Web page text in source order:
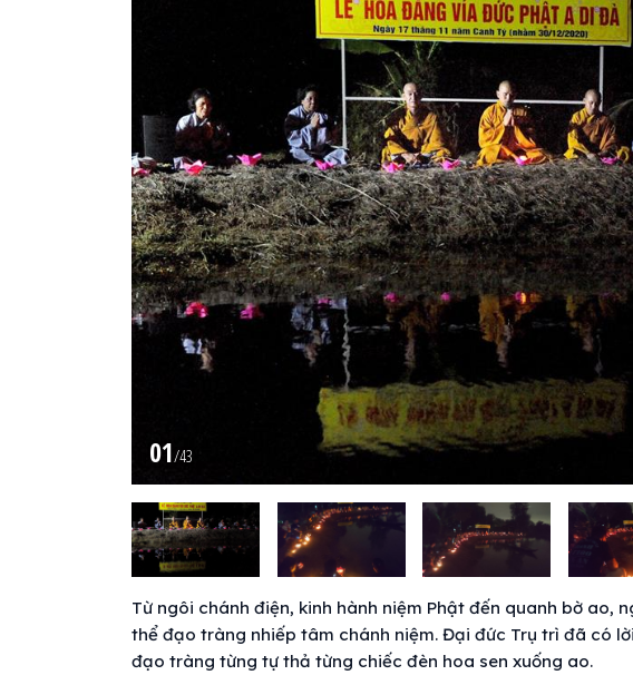
01/43
Từ ngôi chánh điện, kinh hành niệm Phật đến quanh bờ ao,
thể đạo tràng nhiếp tâm chánh niệm. Đại đức Trụ trì đã có
đạo tràng từng tự thả từng chiếc đèn hoa sen xuống ao.